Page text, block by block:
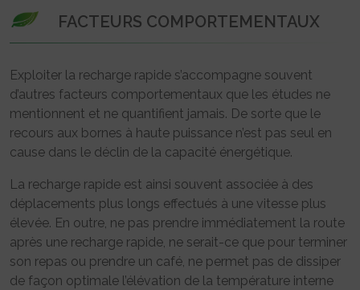
FACTEURS COMPORTEMENTAUX
Exploiter la recharge rapide s’accompagne souvent
d’autres facteurs comportementaux que les études ne
mentionnent et ne quantifient jamais. De sorte que le
recours aux bornes à haute puissance n’est pas seul en
cause dans le déclin de la capacité énergétique.
La recharge rapide est ainsi souvent associée à des
déplacements plus longs effectués à une vitesse plus
élevée. En outre, ne pas prendre immédiatement la route
après une recharge rapide, ne serait-ce que pour terminer
son repas ou prendre un café, ne permet pas de dissiper
de façon optimale l’élévation de la température interne